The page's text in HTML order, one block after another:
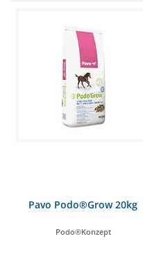
Pavo Podo®Grow 20kg
Podo®Konzept